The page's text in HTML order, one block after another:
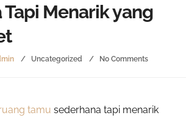
Menarik yang
Uncategorized No Comments
tamu sederhana tapi menarik